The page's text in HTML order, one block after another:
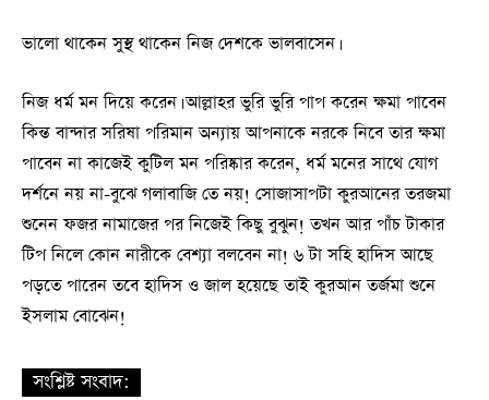
ভালো থাকেন সুস্থ থাকেন নিজ দেশকে ভালবাসেন।
নিজ ধর্ম মন দিয়ে করেন। আল্লাহর ভুরি ভুরি পাপ করেন ক্ষমা পাবেন
কিন্ত বান্দার সরিষা পরিমান অন্যায় আপনাকে নরকে নিবে তার ক্ষমা
পাবেন না কাজেই কুটিল মন পরিষ্কার করেন, ধর্ম মনের সাথে যোগ
দর্শনে নয় না-বুঝে গলাবাজি তে নয়! সোজাসাপটা কুরআনের তরজমা
শুনেন ফজর নামাজের পর নিজেই কিছু বুঝুন! তখন আর পাঁচ টাকার
টিপ নিলে কোন নারীকে বেশ্যা বলবেন না! ৬ টা সহি হাদিস আছে
পড়তে পারেন তবে হাদিস ও জাল হয়েছে তাই কুরআন তর্জমা শুনে
ইসলাম বোঝেন!
সংশ্লিষ্ট সংবাদ: